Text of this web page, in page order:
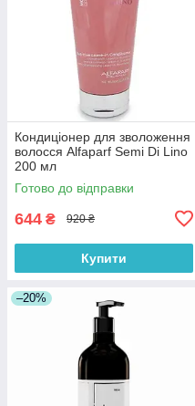
Кондиціонер для зволоження
волосся Alfaparf Semi Di Lino
200 мл
Готово до відправки
644 ₴ 920 ₴
Купити
–20%